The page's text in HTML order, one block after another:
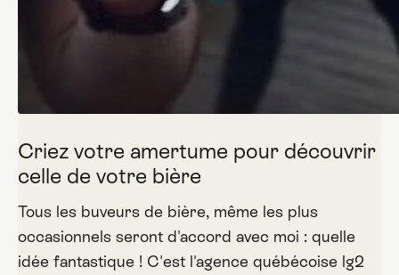
Criez votre amertume pour découvrir
celle de votre bière
Tous les buveurs de bière, même les plus
occasionnels seront d'accord avec moi : quelle
idée fantastique ! C'est l'agence québécoise lg2